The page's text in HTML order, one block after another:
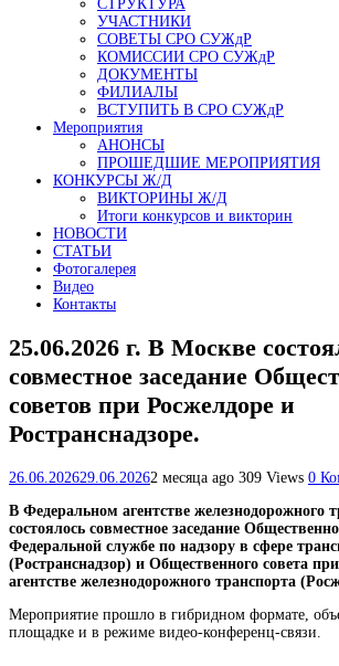
СТРУКТУРА
УЧАСТНИКИ
СОВЕТЫ СРО СУЖдР
КОМИССИИ СРО СУЖдР
ДОКУМЕНТЫ
ФИЛИАЛЫ
ВСТУПИТЬ В СРО СУЖдР
Мероприятия
АНОНСЫ
ПРОШЕДШИЕ МЕРОПРИЯТИЯ
КОНКУРСЫ Ж/Д
ВИКТОРИНЫ Ж/Д
Итоги конкурсов и викторин
НОВОСТИ
СТАТЬИ
Фотогалерея
Видео
Контакты
25.06.2026 г. В Москве
совместное заседание
советов при Росжелдоре и
Ространснадзоре.
26.06.202629.06.20262 месяца ago 309 Views 0
В Федеральном агентстве железнодорожного
состоялось совместное заседание
Федеральной службе по надзору в сфере
(Ространснадзор) и Общественного совета
агентстве железнодорожного транспорта
Мероприятие прошло в гибридном формате,
площадке и в режиме видео-конференц-связи.